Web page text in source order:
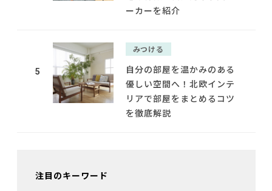
ーカーを紹介
5
みつける
自分の部屋を温かみのある
優しい空間へ！北欧インテ
リアで部屋をまとめるコツ
を徹底解説
注目のキーワード